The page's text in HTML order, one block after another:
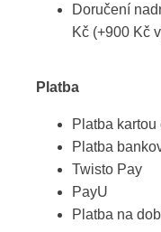
Doručení
Kč (+900 Kč
Platba
Platba
Platba
Twisto Pay
PayU
Platba na